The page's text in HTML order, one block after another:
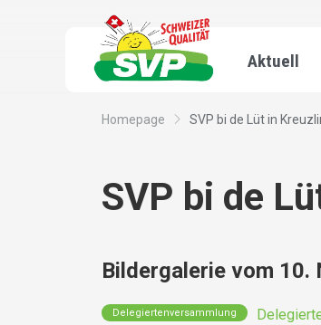
Aktuell
Homepage SVP bi de Lüt in
SVP bi de
Bildergalerie vom 10.
Delegiertenversammlung